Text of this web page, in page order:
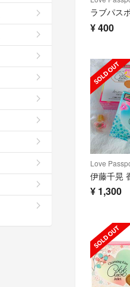
¥400
Love
伊藤千晃
¥ 1,300